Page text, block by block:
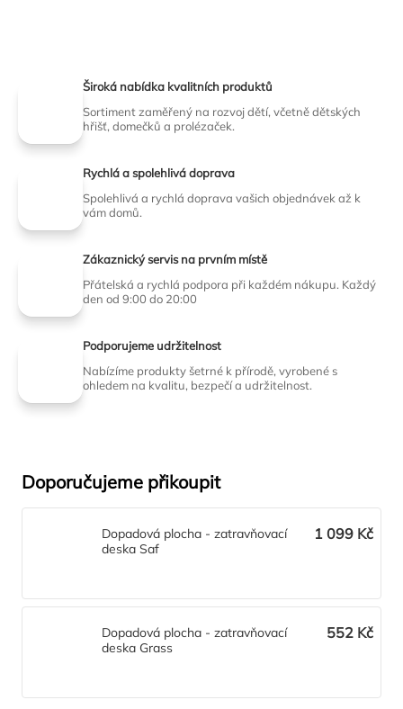
Široká nabídka kvalitních produktů
Sortiment zaměřený na rozvoj dětí, včetně dětských
hřišť, domečků a prolézaček.
Rychlá a spolehlivá doprava
Spolehlivá a rychlá doprava vašich objednávek až k
vám domů.
Zákaznický servis na prvním místě
Přátelská a rychlá podpora při každém nákupu. Každý
den od 9:00 do 20:00
Podporujeme udržitelnost
Nabízíme produkty šetrné k přírodě, vyrobené s
ohledem na kvalitu, bezpečí a udržitelnost.
Doporučujeme přikoupit
Dopadová plocha - zatravňovací
deska Saf
1 099 Kč
Dopadová plocha - zatravňovací
deska Grass
552 Kč